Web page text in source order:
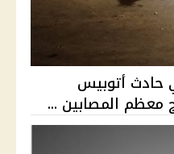
وإصابة 13 في حادث أتوبيس
المصابين ...